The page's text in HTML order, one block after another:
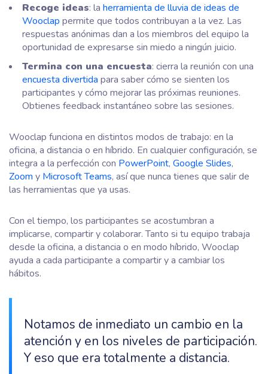
Recoge ideas: la herramienta de lluvia de ideas de
Wooclap permite que todos contribuyan a la vez. Las
respuestas anónimas dan a los miembros del equipo la
oportunidad de expresarse sin miedo a ningún juicio.
Termina con una encuesta: cierra la reunión con una
encuesta divertida para saber cómo se sienten los
participantes y cómo mejorar las próximas reuniones.
Obtienes feedback instantáneo sobre las sesiones.
Wooclap funciona en distintos modos de trabajo: en la
oficina, a distancia o en híbrido. En cualquier configuración, se
integra a la perfección con PowerPoint, Google Slides,
Zoom y Microsoft Teams, así que nunca tienes que salir de
las herramientas que ya usas.
Con el tiempo, los participantes se acostumbran a
implicarse, compartir y colaborar. Tanto si tu equipo trabaja
desde la oficina, a distancia o en modo híbrido, Wooclap
ayuda a cada participante a compartir y a cambiar los
hábitos.
Notamos de inmediato un cambio en la
atención y en los niveles de participación.
Y eso que era totalmente a distancia.